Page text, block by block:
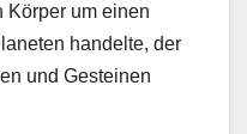
Körper um einen
handelte, der
und Gesteinen